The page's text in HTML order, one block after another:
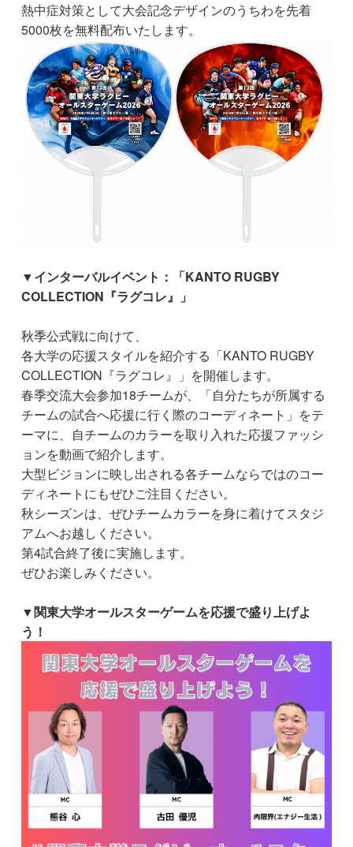
熱中症対策として大会記念デザインのうちわを先着
5000枚を無料配布いたします。
▼インターバルイベント：「KANTO RUGBY
COLLECTION『ラグコレ』」
秋季公式戦に向けて、
各大学の応援スタイルを紹介する「KANTO RUGBY
COLLECTION『ラグコレ』」を開催します。
春季交流大会参加18チームが、「自分たちが所属する
チームの試合へ応援に行く際のコーディネート」をテ
ーマに、自チームのカラーを取り入れた応援ファッシ
ョンを動画で紹介します。
大型ビジョンに映し出される各チームならではのコー
ディネートにもぜひご注目ください。
秋シーズンは、ぜひチームカラーを身に着けてスタジ
アムへお越しください。
第4試合終了後に実施します。
ぜひお楽しみください。
▼関東大学オールスターゲームを応援で盛り上げよ
う！